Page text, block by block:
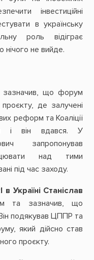
інвестиційні
в українську
роль відіграє
нічого не вийде.
зазначив, що форум
де залучені
реформ та Коаліції
і він вдався. У
запропонував
над тими
під час заходу.
Україні Станіслав
та зазначив, що
подякував ЦППР та
який дійсно став
проєкту.